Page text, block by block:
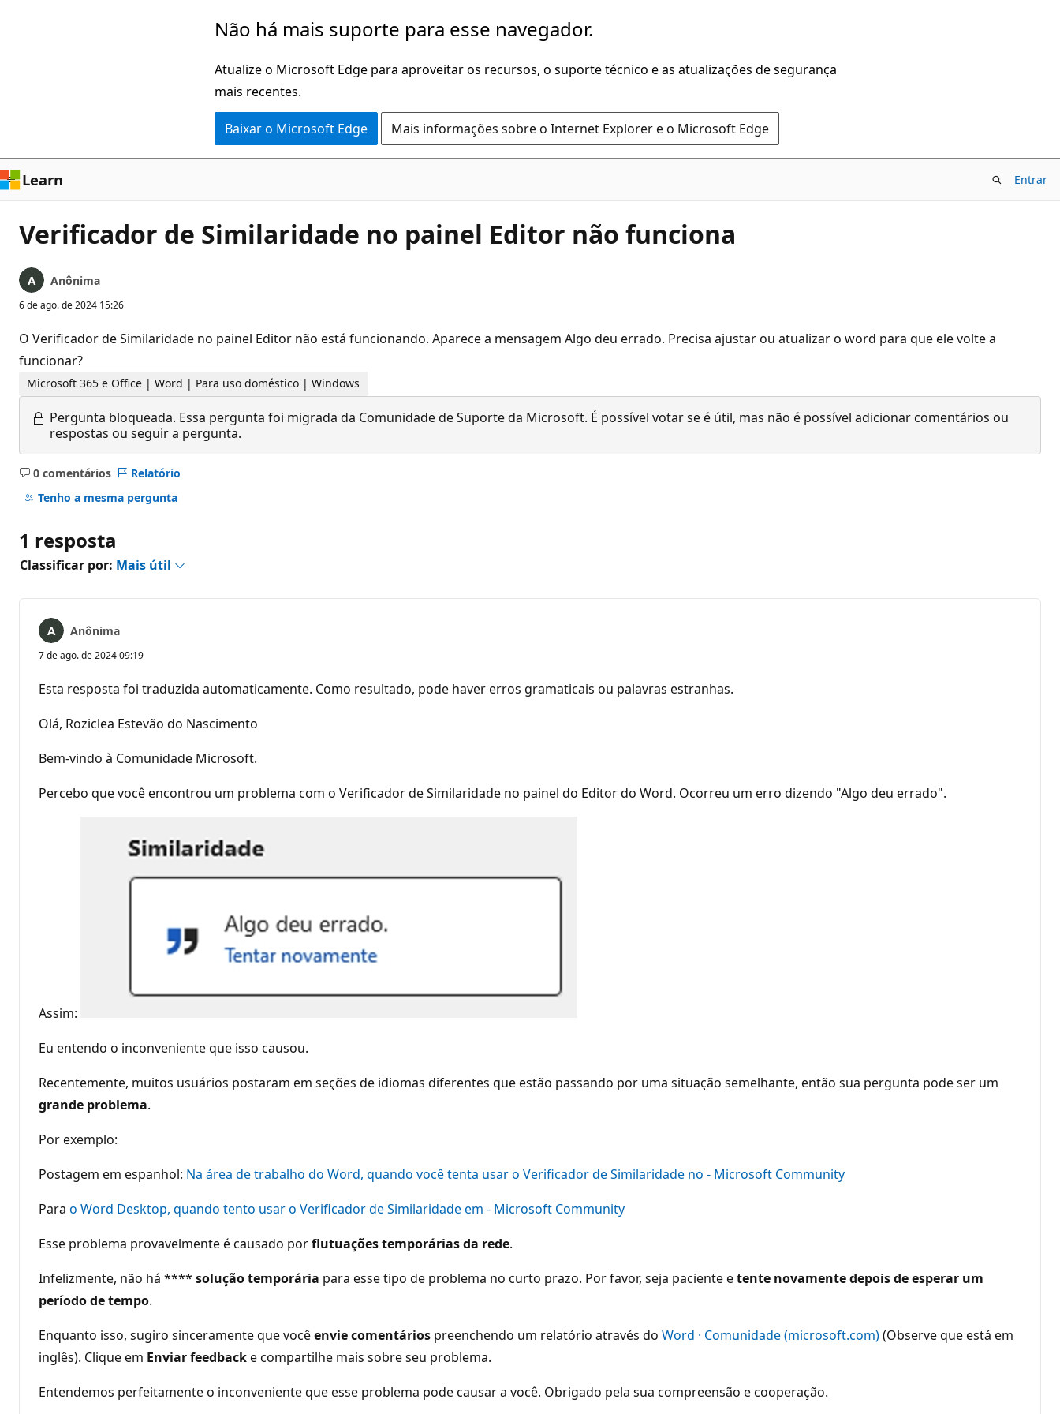
Não há mais suporte para esse navegador.
Atualize o Microsoft Edge para aproveitar os recursos, o suporte técnico e as atualizações de segurança
mais recentes.
Baixar o Microsoft Edge Mais informações sobre o Internet Explorer e o Microsoft Edge
Learn Entrar
Verificador de Similaridade no painel Editor não funciona
Anônima
6 de ago. de 2024 15:26
O Verificador de Similaridade no painel Editor não está funcionando. Aparece a mensagem Algo deu errado. Precisa ajustar ou atualizar o word para que ele volte a
funcionar?
Microsoft 365 e Office | Word | Para uso doméstico | Windows
Pergunta bloqueada. Essa pergunta foi migrada da Comunidade de Suporte da Microsoft. É possível votar se é útil, mas não é possível adicionar comentários ou
respostas ou seguir a pergunta.
0 comentários
Sem
comentários
Relatório
Tenho a mesma pergunta
1 resposta
Classificar por: Mais útil
Anônima
7 de ago. de 2024 09:19
Esta resposta foi traduzida automaticamente. Como resultado, pode haver erros gramaticais ou palavras estranhas.
Olá, Roziclea Estevão do Nascimento
Bem-vindo à Comunidade Microsoft.
Percebo que você encontrou um problema com o Verificador de Similaridade no painel do Editor do Word. Ocorreu um erro dizendo "Algo deu errado".
Assim:
Eu entendo o inconveniente que isso causou.
Recentemente, muitos usuários postaram em seções de idiomas diferentes que estão passando por uma situação semelhante, então sua pergunta pode ser um
grande problema.
Por exemplo:
Postagem em espanhol: Na área de trabalho do Word, quando você tenta usar o Verificador de Similaridade no - Microsoft Community
Para o Word Desktop, quando tento usar o Verificador de Similaridade em - Microsoft Community
Esse problema provavelmente é causado porflutuações temporárias da rede.
Infelizmente, não há **** solução temporária para esse tipo de problema no curto prazo. Por favor, seja paciente etente novamente depois de esperar um
período de tempo.
Enquanto isso, sugiro sinceramente que vocêenvie comentários preenchendo um relatório através do Word · Comunidade (microsoft.com)(Observe que está em
inglês). Clique em Enviar feedbacke compartilhe mais sobre seu problema.
Entendemos perfeitamente o inconveniente que esse problema pode causar a você. Obrigado pela sua compreensão e cooperação.